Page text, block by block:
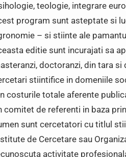
teologie, integrare
program sunt asteptate si
– si stiinte ale
editie sunt incurajati sa
doctoranzi, din tara
stiintifice in domeniile
costurile totale aferente
comitet de referenti in baza
sunt cercetatori cu titlul
de Cercetare sau
activitate